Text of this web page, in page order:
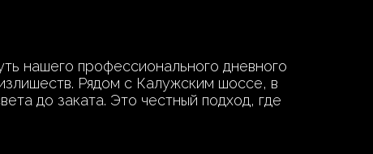
нашего профессионального дневного
Рядом с Калужским шоссе, в
до заката. Это честный подход, где